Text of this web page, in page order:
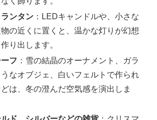
ンタン ：LEDキャンドルや、小さな
の近くに置くと、温かな灯りが幻想
り出します。
フ ：雪の結晶のオーナメント、ガラ
なオブジェ、白いフェルトで作られ
は、冬の澄んだ空気感を演出しま